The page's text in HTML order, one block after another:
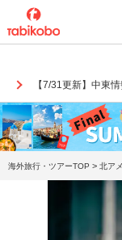
【7/31更新】中東
海外旅行・ツアーTOP > 北ア